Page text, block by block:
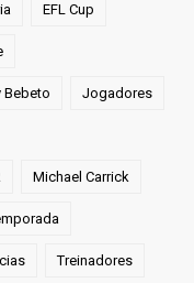
EFL Cup
Bebeto Jogadores
Michael Carrick
Treinadores